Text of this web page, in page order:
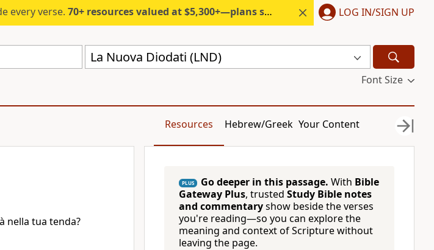
every verse. 70+ resources valued at $5,300+—plans start under $6/month. LOG IN/SIGN UP
La Nuova Diodati (LND)
Font Size
Resources Hebrew/Greek Your Content
nella tua tenda?
PLUS Go deeper in this passage. With Bible
Gateway Plus, trusted Study Bible notes
and commentaryshow beside the verses
you're reading—so you can explore the
meaning and context of Scripture without
leaving the page.